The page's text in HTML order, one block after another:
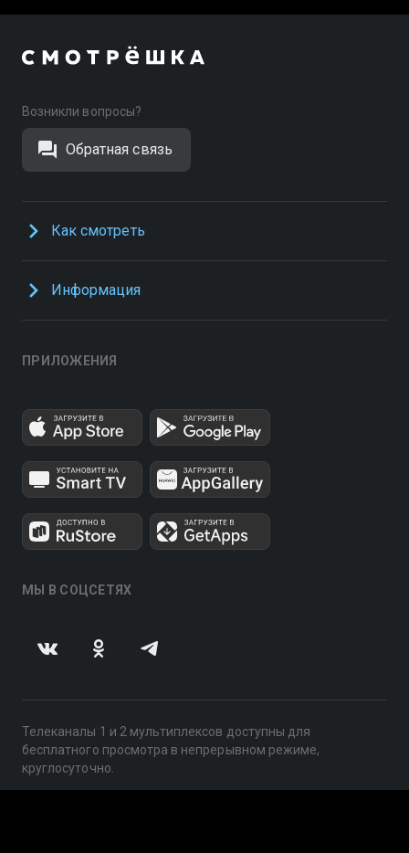
Возникли вопросы?
Обратная связь
Как смотреть
Информация
ПРИЛОЖЕНИЯ
МЫ В СОЦСЕТЯХ
Телеканалы 1 и 2 мультиплексов доступны для
бесплатного просмотра в непрерывном режиме,
круглосуточно.